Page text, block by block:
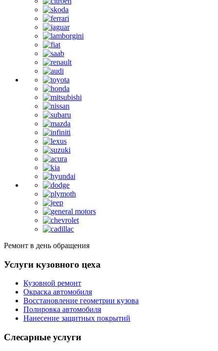
Ремонт в день обращения
Услуги кузовного цеха
Кузовной ремонт
Окраска автомобиля
Восстановление геометрии кузова
Полировка автомобиля
Нанесение защитных покрытий
Слесарные услуги